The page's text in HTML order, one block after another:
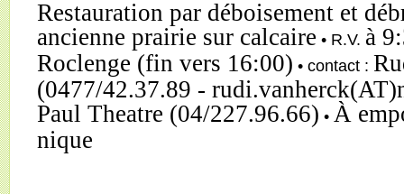
Restauration par déboisement et
ancienne prairie sur calcaire • R.V. à
Roclenge (fin vers 16:00) • contact :
(0477/42.37.89 -
Paul Theatre (04/227.96.66) • À
nique